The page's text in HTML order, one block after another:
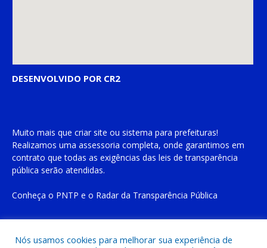
DESENVOLVIDO POR CR2
Muito mais que criar site ou sistema para prefeituras!
Realizamos uma assessoria completa, onde garantimos em
contrato que todas as exigências das leis de transparência
pública serão atendidas.
Conheça o PNTP e o Radar da Transparência Pública
Nós usamos cookies para melhorar sua experiência de